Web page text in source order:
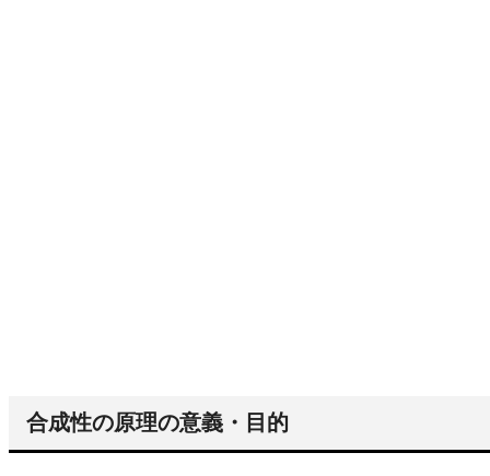
合成性の原理の意義・目的